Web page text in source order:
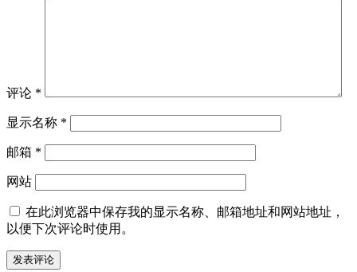
评论 *
显示名称 *
邮箱 *
网站
在此浏览器中保存我的显示名称、邮箱地址和网站地址，
以便下次评论时使用。